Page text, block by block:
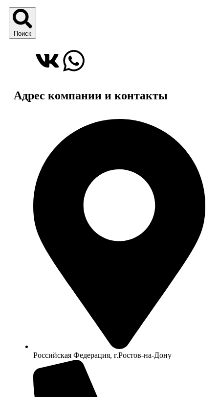
Поиск
Адрес компании и контакты
Российская Федерация, г.Ростов-на-Дону